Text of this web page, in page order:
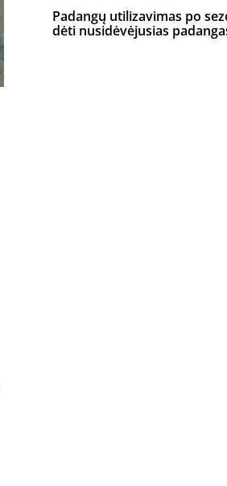
Padangų utilizavimas po
dėti nusidėvėjusias